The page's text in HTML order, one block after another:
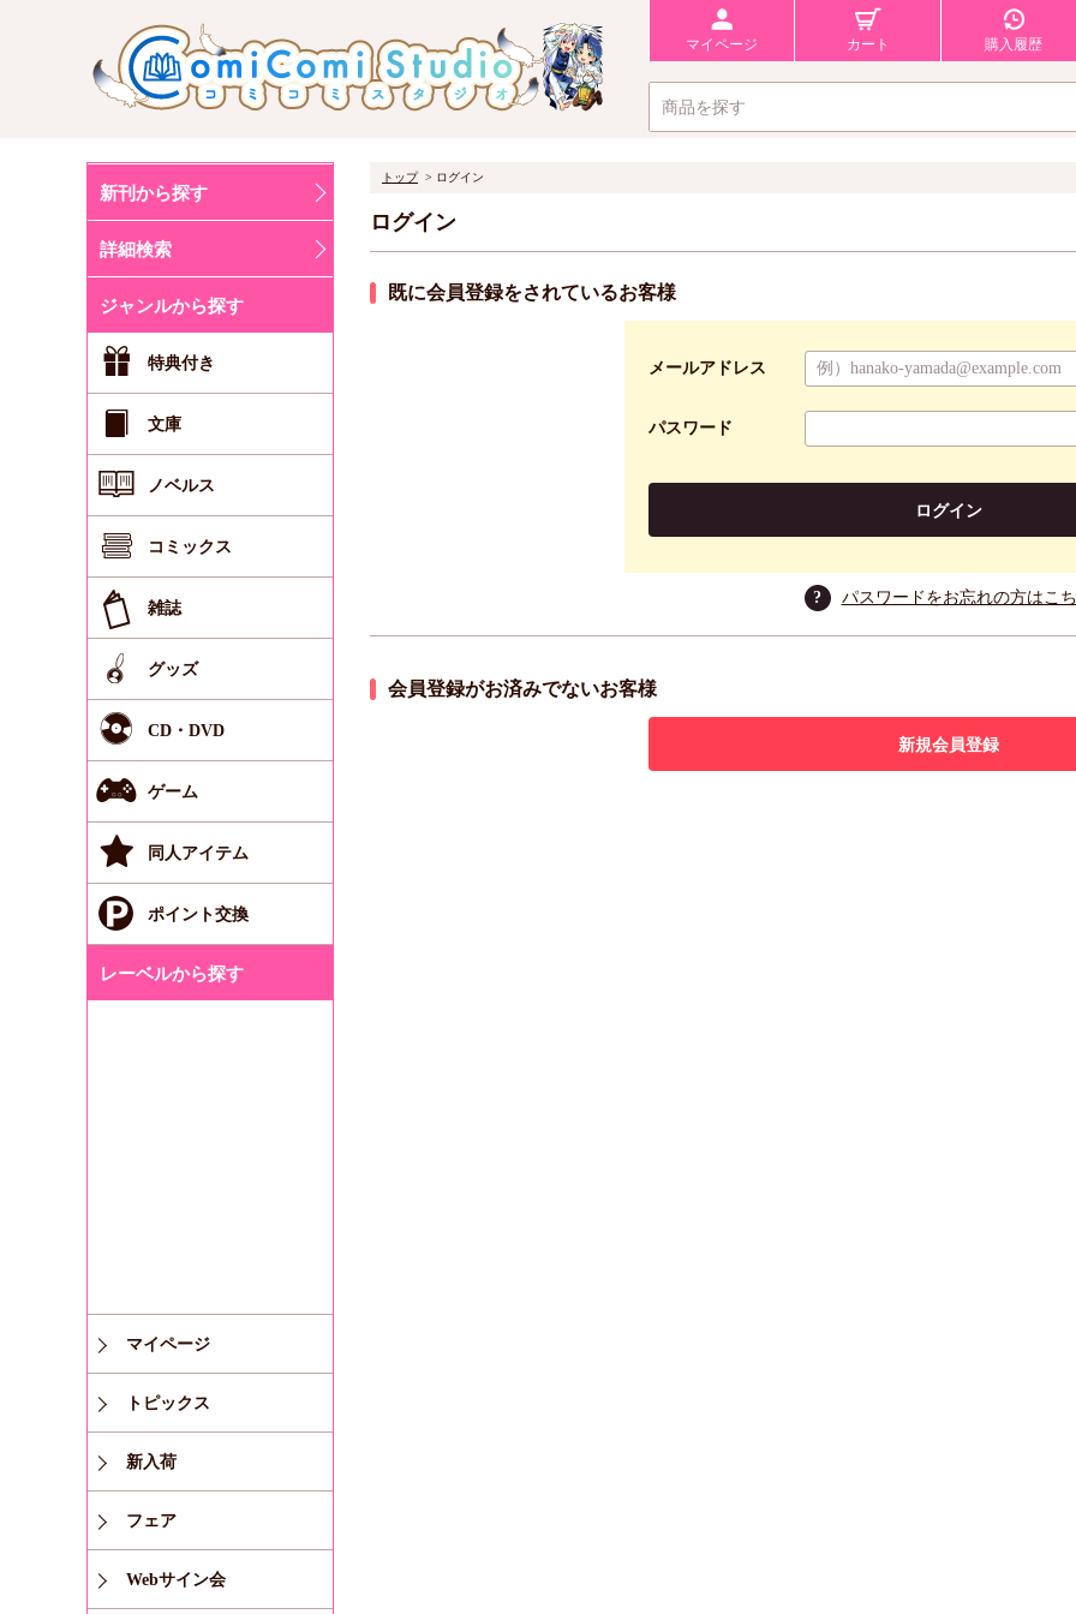
マイページ カート 購入履歴
新刊から探す
詳細検索
ジャンルから探す
特典付き
文庫
ノベルス
コミックス
雑誌
グッズ
CD・DVD
ゲーム
同人アイテム
ポイント交換
レーベルから探す
マイページ
トピックス
新入荷
フェア
Webサイン会
トップ ログイン
ログイン
既に会員登録をされているお客様
メールアドレス
パスワード
ログイン
? パスワードをお忘れの方はこ
会員登録がお済みでないお客様
新規会員登録